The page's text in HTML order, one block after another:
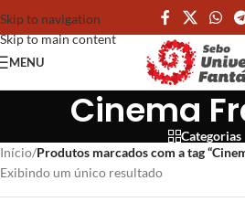
Skip to navigation
Skip to main content
MENU
Cinema
Categorias
Início/Produtos marcados com a tag
Exibindo um único resultado